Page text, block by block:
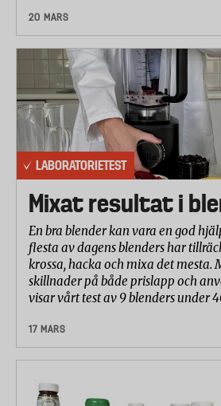
20 MARS
LABORATORIETEST
Mixat resultat i
En bra blender kan vara en god
flesta av dagens blenders har
krossa, hacka och mixa det mesta.
skillnader på både prislapp och
visar vårt test av 9 blenders under
17 MARS